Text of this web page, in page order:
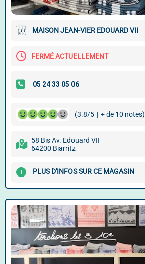
MAISON JEAN-VIER EDOUARD VII
FERMÉ ACTUELLEMENT
(3.8/5 | + de 10 notes)
58 Bis Av. Edouard VII
64200 Biarritz
PLUS D'INFOS SUR CE MAGASIN